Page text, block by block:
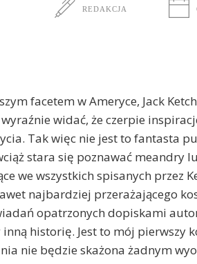
REDAKCJA
facetem w Ameryce, Jack
widać, że czerpie
Tak więc nie jest to fantasta
stara się poznawać meandry
we wszystkich spisanych przez
najbardziej przerażającego
opatrzonych dopiskami
historię. Jest to mój pierwszy
nie będzie skażona żadnym